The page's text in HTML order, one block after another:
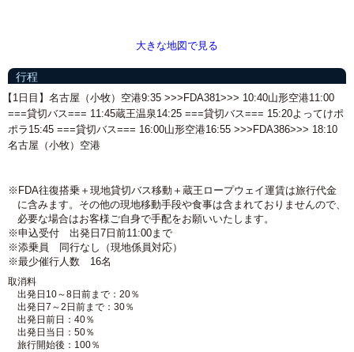
大きな地図で見る
行程
【1日目】名古屋（小牧）空港9:35 >>>FDA381>>> 10:40山形空港11:00
===貸切バス=== 11:45蔵王温泉14:25 ===貸切バス=== 15:20よってけポ
ポラ15:45 ===貸切バス=== 16:00山形空港16:55 >>>FDA386>>> 18:10
名古屋（小牧）空港
※FDA往復搭乗＋現地貸切バス移動＋蔵王ロープウェイ運賃は旅行代金
に含みます。その他の現地移動手段や食事は含まれておりませんので、
必要な場合はお客様ご自身で手配をお願いいたします。
※申込受付 出発日7日前11:00まで
※添乗員 同行なし（現地係員対応）
※最少催行人数 16名
取消料
出発日10～8日前まで：20％
出発日7～2日前まで：30％
出発日前日：40％
出発日当日：50％
旅行開始後：100％